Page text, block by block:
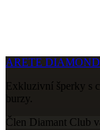
ARETE DIAMOND
Exkluzivní šperky s
burzy.
Člen Diamant Club